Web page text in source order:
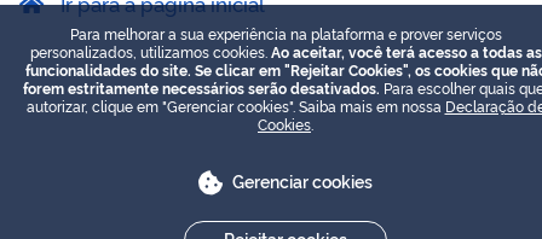
Para melhorar a sua experiência na plataforma e prover serviços
personalizados, utilizamos cookies. Ao aceitar, você terá acesso a todas as
funcionalidades do site. Se clicar em "Rejeitar Cookies", os cookies que
forem estritamente necessários serão desativados. Para escolher quais
autorizar, clique em "Gerenciar cookies". Saiba mais em nossa Declaração
Cookies
Gerenciar cookies